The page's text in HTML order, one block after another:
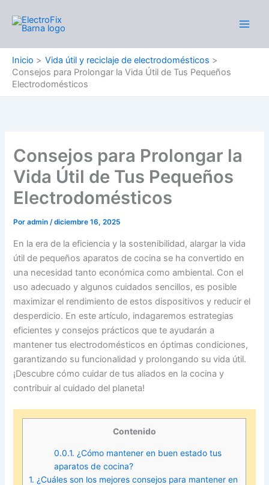
contenido
Inicio
Vida útil y reciclaje de electrodomésticos
Consejos para Prolongar la Vida Útil de Tus Pequeños
Electrodomésticos
Consejos para Prolongar la
Vida Útil de Tus Pequeños
Electrodomésticos
Poradmin/diciembre 16, 2025
En la era de la eficiencia y la sostenibilidad, alargar la vida
útil de pequeños aparatos de cocina se ha convertido en
una necesidad tanto económica como ambiental. Con el
uso adecuado y algunos cuidados sencillos, es posible
maximizar el rendimiento de estos dispositivos y reducir el
desperdicio. En este artículo, indagaremos estrategias
eficientes y consejos prácticos que te ayudarán a
mantener tus electrodomésticos en óptimas condiciones,
garantizando su funcionalidad y prolongando su vida útil.
¡Descubre cómo cuidar de tus aliados en la cocina y
contribuir al cuidado del planeta!
Contenido
0.0.1. ¿Cómo mantener en buen estado tus
aparatos de cocina?
1. ¿Cuáles son los mejores consejos para mantener en